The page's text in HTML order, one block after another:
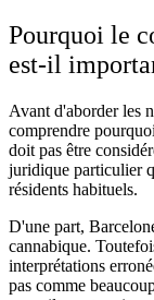
Pourquoi le
est-il
Avant d'aborder les
comprendre
doit pas être
juridique particulier
résidents habituels.
D'une part,
cannabique.
interprétations
pas comme